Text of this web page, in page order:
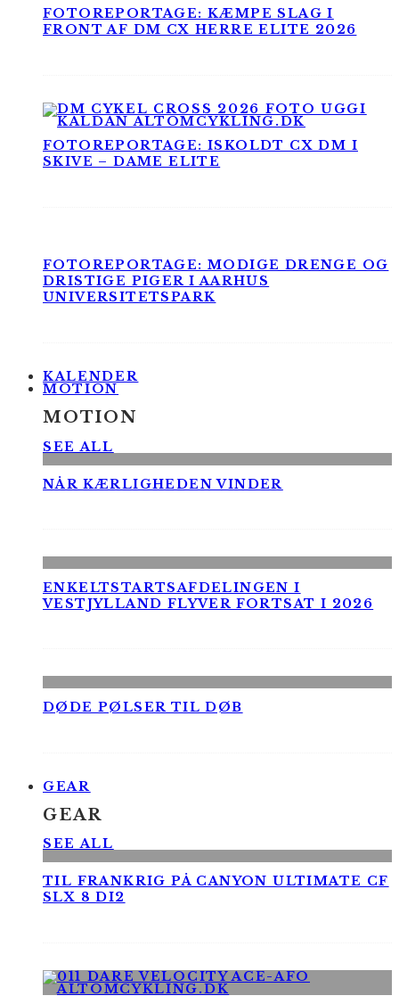
FOTOREPORTAGE: KÆMPE SLAG I
FRONT AF DM CX HERRE ELITE 2026
FOTOREPORTAGE: ISKOLDT CX DM I
SKIVE – DAME ELITE
FOTOREPORTAGE: MODIGE DRENGE OG
DRISTIGE PIGER I AARHUS
UNIVERSITETSPARK
KALENDER
MOTION
MOTION
SEE ALL
NÅR KÆRLIGHEDEN VINDER
ENKELTSTARTSAFDELINGEN I
VESTJYLLAND FLYVER FORTSAT I 2026
DØDE PØLSER TIL DØB
GEAR
GEAR
SEE ALL
TIL FRANKRIG PÅ CANYON ULTIMATE CF
SLX 8 DI2